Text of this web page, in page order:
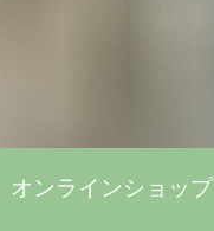
オンラインショップ